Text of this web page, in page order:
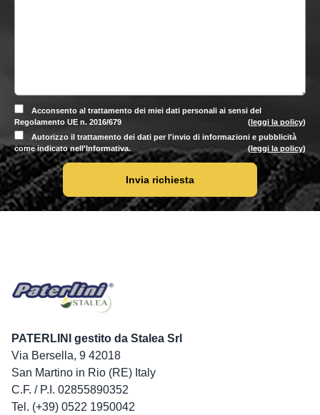
Acconsento al trattamento dei miei dati personali ai sensi del
Regolamento UE n. 2016/679
(leggi la policy)
Autorizzo il trattamento dei dati per l'invio di informazioni e pubblicità
come indicato nell'Informativa.
(leggi la policy)
Invia richiesta
PATERLINI gestito da Stalea Srl
Via Bersella, 9 42018
San Martino in Rio (RE) Italy
C.F. / P.I. 02855890352
Tel. (+39) 0522 1950042